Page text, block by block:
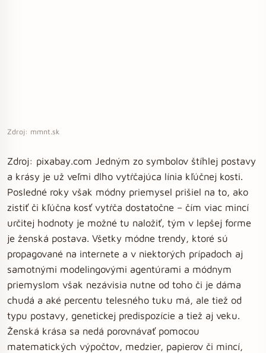
Zdroj: mmnt.sk
Zdroj: pixabay.com Jedným zo symbolov štíhlej postavy
a krásy je už veľmi dlho vytŕčajúca línia kľúčnej kosti.
Posledné roky však módny priemysel prišiel na to, ako
zistiť či kľúčna kosť vytŕča dostatočne – čím viac mincí
určitej hodnoty je možné tu naložiť, tým v lepšej forme
je ženská postava. Všetky módne trendy, ktoré sú
propagované na internete a v niektorých prípadoch aj
samotnými modelingovými agentúrami a módnym
priemyslom však nezávisia nutne od toho či je dáma
chudá a aké percentu telesného tuku má, ale tiež od
typu postavy, genetickej predispozície a tiež aj veku.
Ženská krása sa nedá porovnávať pomocou
matematických výpočtov, medzier, papierov či mincí,